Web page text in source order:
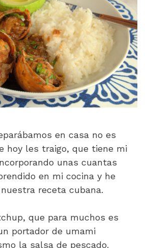
en casa no es
hoy les traigo, que tiene mi
unas cuantas
en mi cocina y he
receta cubana.
que para muchos es
portador de umami
la salsa de pescado.